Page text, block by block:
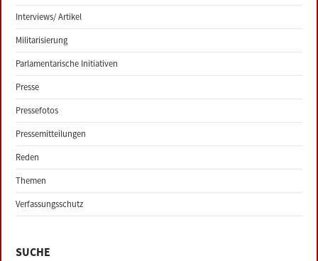
Interviews/ Artikel
Militarisierung
Parlamentarische Initiativen
Presse
Pressefotos
Pressemitteilungen
Reden
Themen
Verfassungsschutz
SUCHE